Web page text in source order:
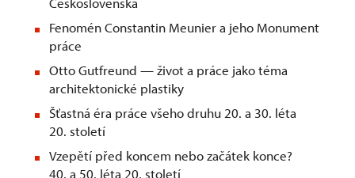
Fenomén Constantin Meunier a jeho Monument
práce
Otto Gutfreund — život a práce jako téma
architektonické plastiky
Šťastná éra práce všeho druhu 20. a 30. léta
20. století
Vzepětí před koncem nebo začátek konce?
40. a 50. léta 20. století